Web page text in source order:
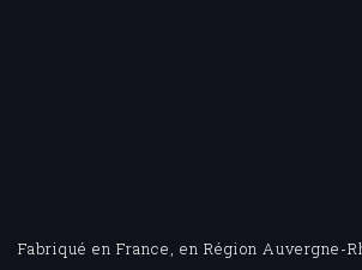
Fabriqué en France, en Région